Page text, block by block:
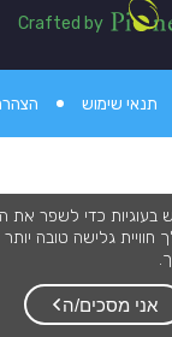
כדי לשפר את
גלישה טובה
השימוש בעוגיות באתר זה
במדיניות העוגיות שלנו
זה או לחיצה על
אני מסכים/ה
Crafted by
תנאי שימוש